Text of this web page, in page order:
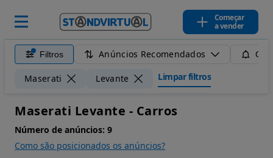
Começar
a vender
Filtros Anúncios Recomendados
Maserati Levante Limpar filtros
Maserati Levante - Carros
Número de anúncios: 9
Como são posicionados os anúncios?